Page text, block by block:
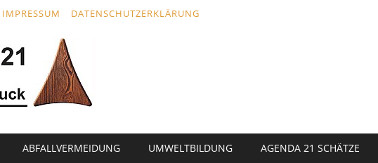
IMPRESSUM DATENSCHUTZERKLÄRUNG
ABFALLVERMEIDUNG UMWELTBILDUNG AGENDA 21 SCHÄTZE